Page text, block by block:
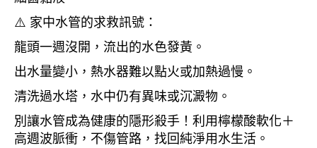
⚠️ 家中水管的求救訊號：
龍頭一週沒開，流出的水色發黃。
出水量變小，熱水器難以點火或加熱過慢。
清洗過水塔，水中仍有異味或沉澱物。
別讓水管成為健康的隱形殺手！利用檸檬酸軟化＋
高週波脈衝，不傷管路，找回純淨用水生活。